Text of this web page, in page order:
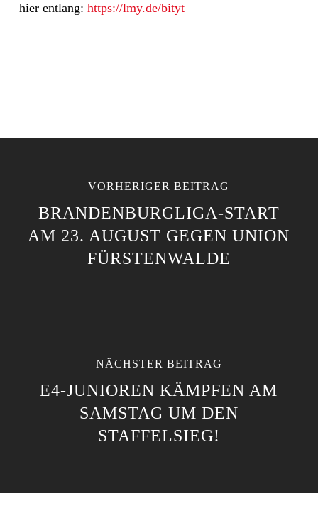
hier entlang: https://lmy.de/bityt
VORHERIGER BEITRAG
BRANDENBURGLIGA-START
AM 23. AUGUST GEGEN UNION
FÜRSTENWALDE
NÄCHSTER BEITRAG
E4-JUNIOREN KÄMPFEN AM
SAMSTAG UM DEN
STAFFELSIEG!